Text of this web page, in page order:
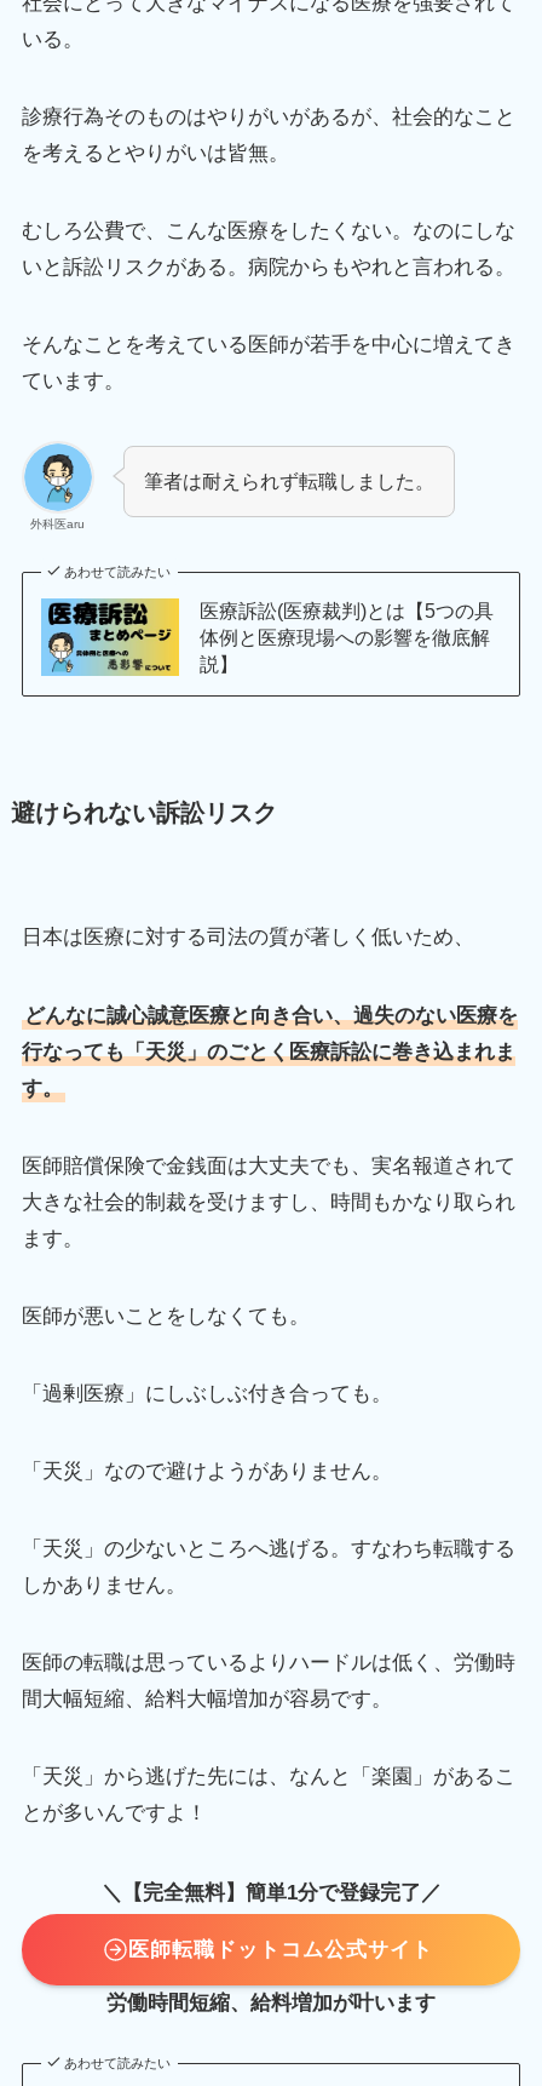
いる。
診療行為そのものはやりがいがあるが、社会的なこと
を考えるとやりがいは皆無。
むしろ公費で、こんな医療をしたくない。なのにしな
いと訴訟リスクがある。病院からもやれと言われる。
そんなことを考えている医師が若手を中心に増えてき
ています。
外科医aru
筆者は耐えられず転職しました。
あわせて読みたい
医療訴訟(医療裁判)とは【5つの具
体例と医療現場への影響を徹底解
説】
避けられない訴訟リスク
日本は医療に対する司法の質が著しく低いため、
どんなに誠心誠意医療と向き合い、過失のない医療を
行なっても「天災」のごとく医療訴訟に巻き込まれま
す。
医師賠償保険で金銭面は大丈夫でも、実名報道されて
大きな社会的制裁を受けますし、時間もかなり取られ
ます。
医師が悪いことをしなくても。
「過剰医療」にしぶしぶ付き合っても。
「天災」なので避けようがありません。
「天災」の少ないところへ逃げる。すなわち転職する
しかありません。
医師の転職は思っているよりハードルは低く、労働時
間大幅短縮、給料大幅増加が容易です。
「天災」から逃げた先には、なんと「楽園」があるこ
とが多いんですよ！
＼【完全無料】簡単1分で登録完了／
医師転職ドットコム公式サイト
労働時間短縮、給料増加が叶います
あわせて読みたい